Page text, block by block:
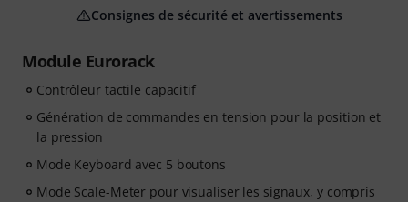
Module Eurorack
Contrôleur tactile capacitif
Génération de commandes en tension pour la position et
la pression
Mode Keyboard avec 5 boutons
Mode Scale-Meter pour visualiser les signaux, y compris
Consignes de sécurité et avertissements